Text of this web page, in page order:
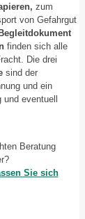
zum
von Gefahrgut
Begleitdokument
finden sich alle
Die drei
sind der
und ein
eventuell
Beratung
Sie sich